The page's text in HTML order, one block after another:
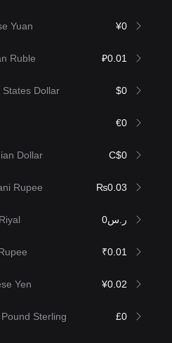
Yuan ¥0
Ruble ₽0.01
States Dollar $0
€0
Dollar C$0
Rupee ₨0.03
ر.س0
₹0.01
Yen ¥0.02
Sterling £0